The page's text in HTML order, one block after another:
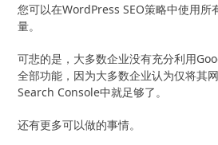
您可以在WordPress SEO策略中使用所
量。
可悲的是，大多数企业没有充分利用
全部功能，因为大多数企业认为仅将其
Search Console中就足够了。
还有更多可以做的事情。